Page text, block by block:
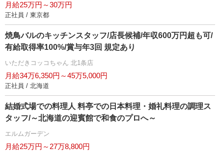
月給25万円～30万円
正社員 / 東京都
焼鳥バルのキッチンスタッフ/店長候補/年収600万円超も可/
有給取得率100%/賞与年3回 規定あり
いただきコッコちゃん 北1条店
月給34万6,350円～45万5,000円
正社員 / 北海道
結婚式場での料理人 料亭での日本料理・婚礼料理の調理ス
タッフ/～北海道の迎賓館で和食のプロへ～
エルムガーデン
月給25万円～27万8,800円